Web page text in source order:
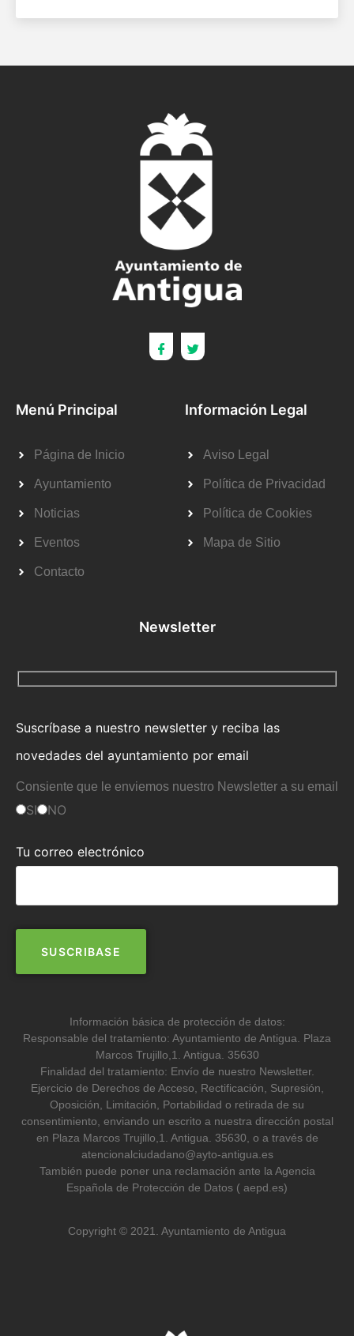
Menú Principal
Página de Inicio
Ayuntamiento
Noticias
Eventos
Contacto
Información Legal
Aviso Legal
Política de Privacidad
Política de Cookies
Mapa de Sitio
Newsletter
Suscríbase a nuestro newsletter y reciba las
novedades del ayuntamiento por email
Consiente que le enviemos nuestro Newsletter a su email
SI NO
Tu correo electrónico
Información básica de protección de datos:
Responsable del tratamiento: Ayuntamiento de Antigua. Plaza
Marcos Trujillo,1. Antigua. 35630
Finalidad del tratamiento: Envío de nuestro Newsletter.
Ejercicio de Derechos de Acceso, Rectificación, Supresión,
Oposición, Limitación, Portabilidad o retirada de su
consentimiento, enviando un escrito a nuestra dirección postal
en Plaza Marcos Trujillo,1. Antigua. 35630, o a través de
atencionalciudadano@ayto-antigua.es
También puede poner una reclamación ante la Agencia
Española de Protección de Datos ( aepd.es)
Copyright © 2021. Ayuntamiento de Antigua